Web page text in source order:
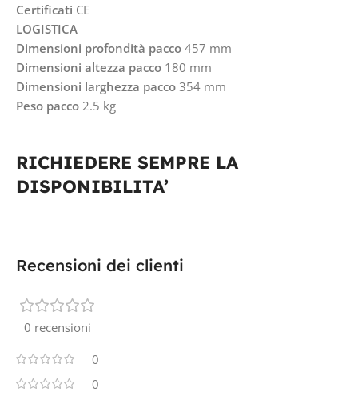
Certificati CE
LOGISTICA
Dimensioni profondità pacco 457 mm
Dimensioni altezza pacco 180 mm
Dimensioni larghezza pacco 354 mm
Peso pacco 2.5 kg
RICHIEDERE SEMPRE LA
DISPONIBILITA’
Recensioni dei clienti
0 recensioni
0
0